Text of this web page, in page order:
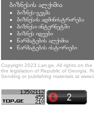
ბიზნესის ალქიმია
ბიზნეს-გეგმა
ბიზნესის ადმინისტრირება
ბიზნესი ინტერნეტში
ბიზნეს იდეები
წარმატების ალქიმია
წარმატების ისტორიები
Copyright 2023 Lari.ge, All rights on
the legislation of Republic of Georgia.
Sending or publishing materials at